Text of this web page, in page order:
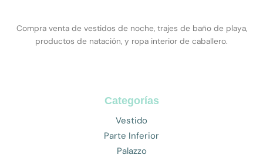
Compra venta de vestidos de noche, trajes de baño de playa,
productos de natación, y ropa interior de caballero.
Categorías
Vestido
Parte Inferior
Palazzo